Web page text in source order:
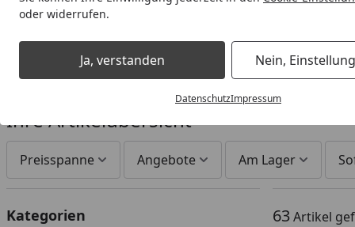
oder widerrufen.
Ja, verstanden Nein,
DatenschutzImpressum
Startseite
Anzeigeninstrumente
Ihre Artikelübersicht
Preisspanne Angebote Am Lager
Kategorien 63Artikel